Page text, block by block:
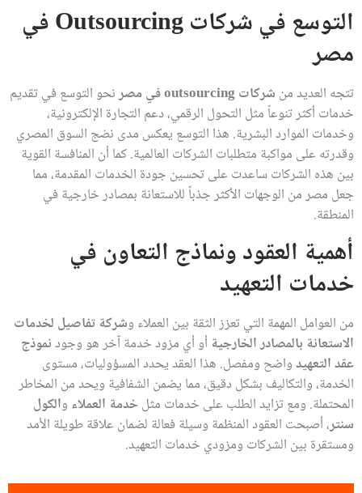
التوسع في شركات Outsourcing في
مصر
تتجه العديد من شركات outsourcing في مصر
نحو التوسع في تقديم
خدمات أكثر تنوعاً مثل التحول الرقمي، دعم التجارة الإلكترونية،
وخدمات الموارد البشرية. هذا التوسع يعكس مدى نضج السوق المصري
وقدرته على مواكبة متطلبات الشركات العالمية. كما أن المنافسة القوية
بين هذه الشركات ساعدت على تحسين جودة الخدمات المقدمة، مما
جعل مصر من الوجهات الأكثر جذباً للاستعانة بمصادر خارجية في
المنطقة.
أهمية العقود ونماذج التعاون في
خدمات التعهيد
من العوامل المهمة التي تعزز الثقة بين العملاء وشركة تفاصيل لخدمات
الاستعانة بالمصادر الخارجية أو أي مزود خدمة آخر هو وجودنموذج
عقد التعهيدواضح ومفصل. هذا العقد يحدد المسؤوليات، مستوى
الخدمة، والتكاليف بشكل دقيق، مما يضمن الشفافية ويحد من المخاطر
المحتملة. ومع تزايد الطلب على خدمات مثلخدمة العملاء والكول
سنتر، أصبحت العقود المنظمة وسيلة فعالة لضمان علاقة طويلة الأمد
ومستقرة بين الشركات ومزودي خدمات التعهيد.